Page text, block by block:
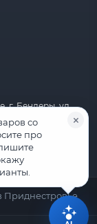
г. Бендеры, ул.
Приднестровье.
со
про